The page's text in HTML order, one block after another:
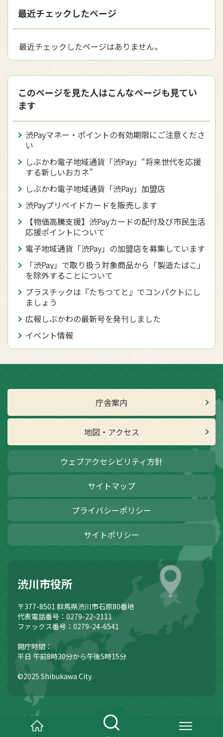
最近チェックしたページ
最近チェックしたページはありません。
このページを見た人はこんなページも見てい
ます
渋Payマネー・ポイントの有効期限にご注意くださ
い
しぶかわ電子地域通貨「渋Pay」“将来世代を応援
する新しいおカネ”
しぶかわ電子地域通貨「渋Pay」加盟店
渋Payプリペイドカードを販売します
【物価高騰支援】渋Payカードの配付及び市民生活
応援ポイントについて
電子地域通貨「渋Pay」の加盟店を募集しています
「渋Pay」で取り扱う対象商品から「製造たばこ」
を除外することについて
プラスチックは『たちつてと』でコンパクトにし
ましょう
広報しぶかわの最新号を発刊しました
イベント情報
庁舎案内
地図・アクセス
ウェブアクセシビリティ方針
サイトマップ
プライバシーポリシー
サイトポリシー
渋川市役所
〒377-8501 群馬県渋川市石原80番地
代表電話番号：0279-22-2111
ファックス番号：0279-24-6541
開庁時間：
平日 午前8時30分から午後5時15分
©2025 Shibukawa City.